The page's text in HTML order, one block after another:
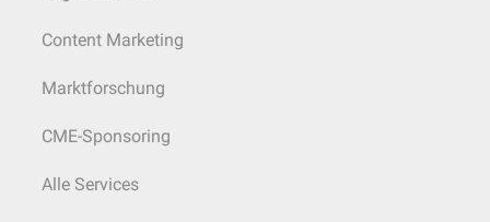
Content Marketing
Marktforschung
CME-Sponsoring
Alle Services